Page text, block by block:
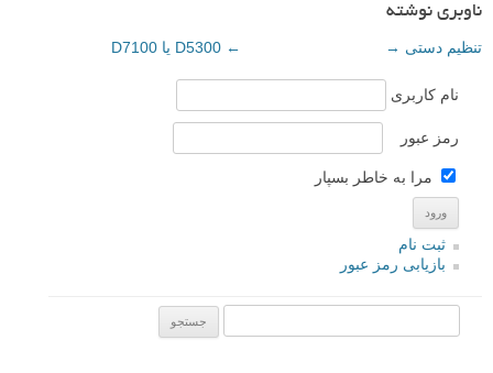
ناوبری نوشته
← تنظیم دستی →
نام کاربری
رمز عبور
مرا به خاطر بسپار
ثبت نام
بازیابی رمز عبور